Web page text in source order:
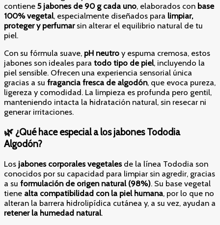
contiene 5 jabones de 90 g cada uno, elaborados con base
100% vegetal, especialmente diseñados para limpiar,
proteger y perfumarsin alterar el equilibrio natural de tu
piel.
Con su fórmula suave, pH neutro y espuma cremosa, estos
jabones son ideales para todo tipo de piel, incluyendo la
piel sensible. Ofrecen una experiencia sensorial única
gracias a su fragancia fresca de algodón, que evoca pureza,
ligereza y comodidad. La limpieza es profunda pero gentil,
manteniendo intacta la hidratación natural, sin resecar ni
generar irritaciones.
🌿 ¿Qué hace especial a los jabones Tododia
Algodón?
Los jabones corporales vegetalesde la línea Tododia son
conocidos por su capacidad para limpiar sin agredir, gracias
a su formulación de origen natural (98%). Su base vegetal
tiene alta compatibilidad con la piel humana, por lo que no
alteran la barrera hidrolipídica cutánea y, a su vez, ayudan a
retener la humedad natural.